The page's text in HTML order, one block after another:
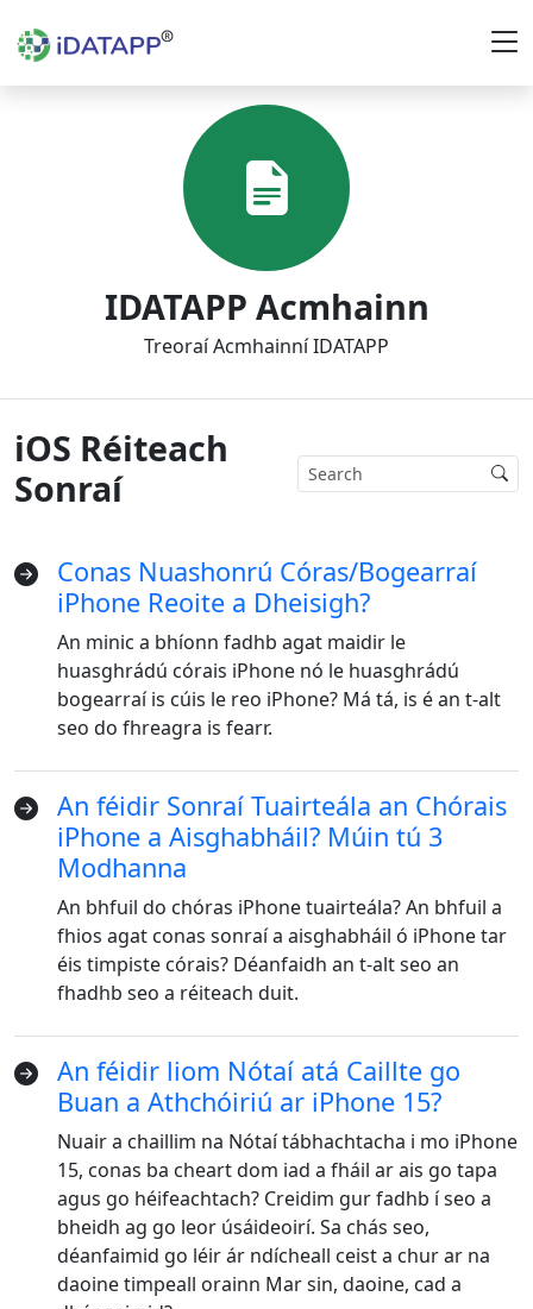
IDATAPP Acmhainn
Treoraí Acmhainní IDATAPP
iOS Réiteach
Sonraí
Conas Nuashonrú Córas/Bogearraí
iPhone Reoite a Dheisigh?
An minic a bhíonn fadhb agat maidir le
huasghrádú córais iPhone nó le huasghrádú
bogearraí is cúis le reo iPhone? Má tá, is é an t-alt
seo do fhreagra is fearr.
An féidir Sonraí Tuairteála an Chórais
iPhone a Aisghabháil? Múin tú 3
Modhanna
An bhfuil do chóras iPhone tuairteála? An bhfuil a
fhios agat conas sonraí a aisghabháil ó iPhone tar
éis timpiste córais? Déanfaidh an t-alt seo an
fhadhb seo a réiteach duit.
An féidir liom Nótaí atá Caillte go
Buan a Athchóiriú ar iPhone 15?
Nuair a chaillim na Nótaí tábhachtacha i mo iPhone
15, conas ba cheart dom iad a fháil ar ais go tapa
agus go héifeachtach? Creidim gur fadhb í seo a
bheidh ag go leor úsáideoirí. Sa chás seo,
déanfaimid go léir ár ndícheall ceist a chur ar na
daoine timpeall orainn Mar sin, daoine, cad a